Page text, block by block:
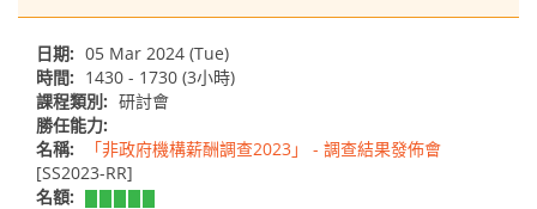
日期: 05 Mar 2024 (Tue)
時間: 1430 - 1730 (3小時)
課程類別: 研討會
勝任能力:
名稱:
「非政府機構薪酬調查2023」 - 調查結果發佈會
[SS2023-RR]
名額: